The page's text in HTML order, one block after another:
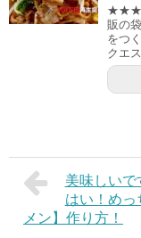
★★★
販の
をつ
クエ
美味しいで
はい！めっ
メン】作り方！